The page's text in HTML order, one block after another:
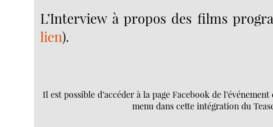
L’Interview à propos des films
lien).
Il est possible d’accéder à la page Facebook de
menu dans cette intégration du